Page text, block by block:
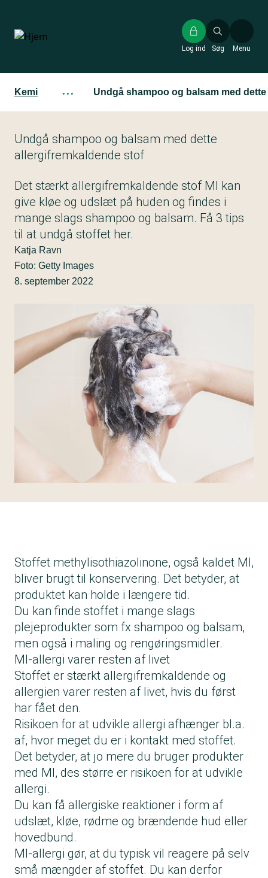
hovedindhold
Søg
Log ind Menu
Kemi ··· Undgå shampoo og balsam med
Undgå shampoo og balsam med dette
allergifremkaldende stof
Det stærkt allergifremkaldende stof MI kan
give kløe og udslæt på huden og findes i
mange slags shampoo og balsam. Få 3 tips
til at undgå stoffet her.
Katja Ravn
Foto: Getty Images
8. september 2022
Stoffet methylisothiazolinone, også kaldet MI,
bliver brugt til konservering. Det betyder, at
produktet kan holde i længere tid.
Du kan finde stoffet i mange slags
plejeprodukter som fx shampoo og balsam,
men også i maling og rengøringsmidler.
MI-allergi varer resten af livet
Stoffet er stærkt allergifremkaldende og
allergien varer resten af livet, hvis du først
har fået den.
Risikoen for at udvikle allergi afhænger bl.a.
af, hvor meget du er i kontakt med stoffet.
Det betyder, at jo mere du bruger produkter
med MI, des større er risikoen for at udvikle
allergi.
Du kan få allergiske reaktioner i form af
udslæt, kløe, rødme og brændende hud eller
hovedbund.
MI-allergi gør, at du typisk vil reagere på selv
små mængder af stoffet. Du kan derfor